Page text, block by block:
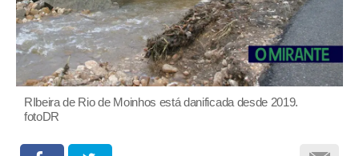
RIbeira de Rio de Moinhos está danificada desde 2019.
fotoDR